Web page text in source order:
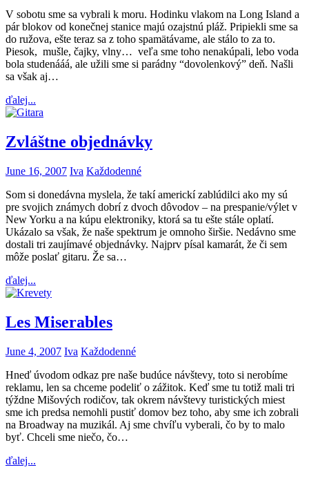
V sobotu sme sa vybrali k moru. Hodinku vlakom na Long Island a
pár blokov od konečnej stanice majú ozajstnú pláž. Pripiekli sme sa
do ružova, ešte teraz sa z toho spamätávame, ale stálo to za to.
Piesok, mušle, čajky, vlny… veľa sme toho nenakúpali, lebo voda
bola studenááá, ale užili sme si parádny “dovolenkový” deň. Našli
sa však aj…
ďalej...
Zvláštne objednávky
June 16, 2007 Iva Každodenné
Som si donedávna myslela, že takí americkí zablúdilci ako my sú
pre svojich známych dobrí z dvoch dôvodov – na prespanie/výlet v
New Yorku a na kúpu elektroniky, ktorá sa tu ešte stále oplatí.
Ukázalo sa však, že naše spektrum je omnoho širšie. Nedávno sme
dostali tri zaujímavé objednávky. Najprv písal kamarát, že či sem
môže poslať gitaru. Že sa…
ďalej...
Les Miserables
June 4, 2007 Iva Každodenné
Hneď úvodom odkaz pre naše budúce návštevy, toto si nerobíme
reklamu, len sa chceme podeliť o zážitok. Keď sme tu totiž mali tri
týždne Mišových rodičov, tak okrem návštevy turistických miest
sme ich predsa nemohli pustiť domov bez toho, aby sme ich zobrali
na Broadway na muzikál. Aj sme chvíľu vyberali, čo by to malo
byť. Chceli sme niečo, čo…
ďalej...